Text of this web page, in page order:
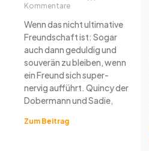
Kommentare
Wenn das nicht ultimative
Freundschaft ist: Sogar
auch dann geduldig und
souverän zu bleiben, wenn
ein Freund sich super-
nervig aufführt. Quincy der
Dobermann und Sadie,
Zum Beitrag